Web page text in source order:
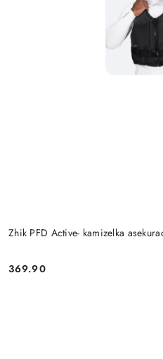
Zhik PFD Active- kamizelka
Cena:
369.90